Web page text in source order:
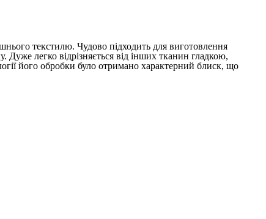
текстилю. Чудово підходить для виготовлення
Дуже легко відрізняється від інших тканин гладкою,
його обробки було отримано характерний блиск, що